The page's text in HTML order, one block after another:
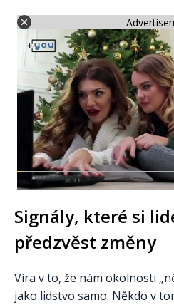
Signály, které si
předzvěst změny
Víra v to, že nám okolnosti
jako lidstvo samo. Někdo v